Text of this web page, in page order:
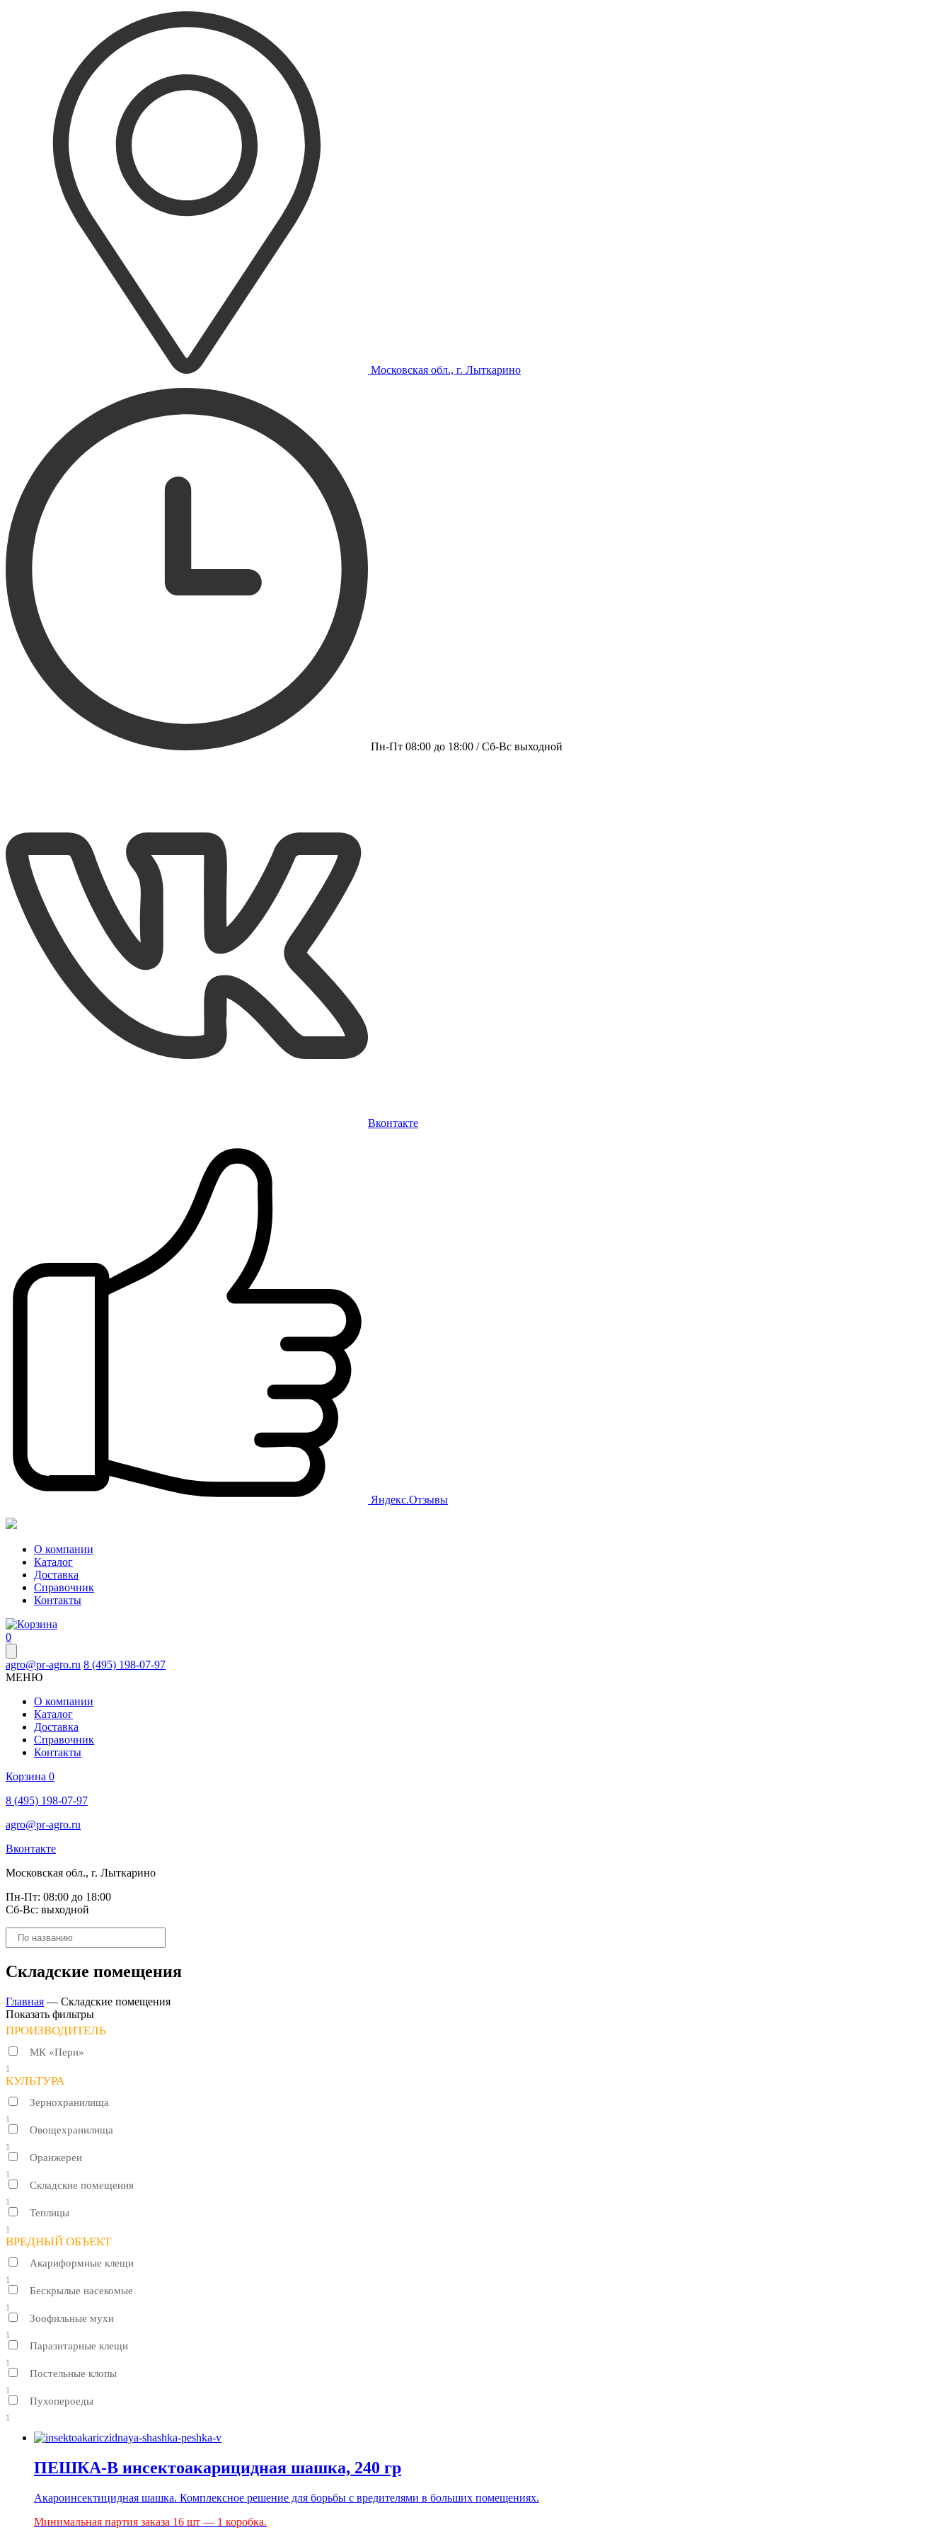
Московская обл., г. Лыткарино
Пн-Пт 08:00 до 18:00 / Сб-Вс выходной
Вконтакте
Яндекс.Отзывы
О компании
Каталог
Доставка
Справочник
Контакты
0
agro@pr-agro.ru 8 (495) 198-07-97
МЕНЮ
О компании
Каталог
Доставка
Справочник
Контакты
Корзина 0
8 (495) 198-07-97
agro@pr-agro.ru
Вконтакте
Московская обл., г. Лыткарино
Пн-Пт: 08:00 до 18:00
Сб-Вс: выходной
Поиск
товаров
Складские помещения
Главная — Складские помещения
Показать фильтры
ПРОИЗВОДИТЕЛЬ
МК «Пери»
1
КУЛЬТУРА
Зернохранилища
1
Овощехранилища
1
Оранжереи
1
Складские помещения
1
Теплицы
1
ВРЕДНЫЙ ОБЪЕКТ
Акариформные клещи
1
Бескрылые насекомые
1
Зоофильные мухи
1
Паразитарные клещи
1
Постельные клопы
1
Пухопероеды
1
ПЕШКА-В инсектоакарицидная шашка, 240 гр
Акароинсектицидная шашка. Комплексное решение для борьбы с вредителями в больших помещениях.
Минимальная партия заказа 16 шт — 1 коробка.